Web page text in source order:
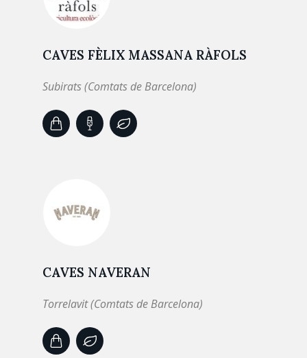
CAVES FÈLIX MASSANA RÀFOLS
Subirats (Comtats de Barcelona)
CAVES NAVERAN
Torrelavit (Comtats de Barcelona)